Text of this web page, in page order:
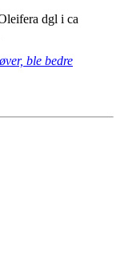
dgl i ca
ble bedre